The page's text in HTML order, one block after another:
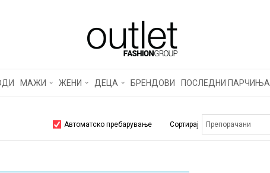
МАЖИ ЖЕНИ ДЕЦА БРЕНДОВИ ПОСЛЕДНИ ПАРЧИЊА
Автоматско пребарување Сортирај